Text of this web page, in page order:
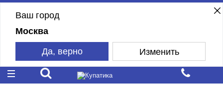
Ваш город
Москва
Да, верно Изменить